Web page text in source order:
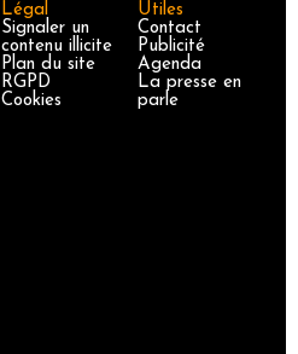
Légal
Signaler un
contenu illicite
Plan du site
RGPD
Cookies
Utiles
Contact
Publicité
Agenda
La presse en
parle